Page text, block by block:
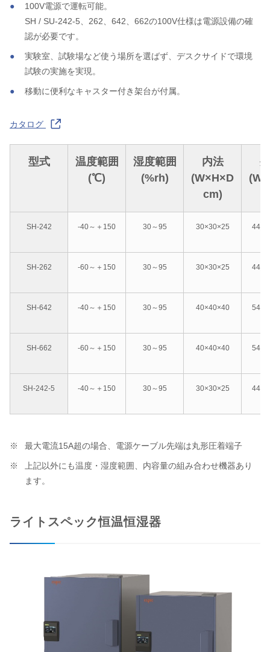
100V電源で運転可能。
SH / SU-242-5、262、642、662の100V仕様は電源設備の確
認が必要です。
実験室、試験場など使う場所を選ばず、デスクサイドで環境
試験の実施を実現。
移動に便利なキャスター付き架台が付属。
カタログ
型式
温度範囲
(℃)
湿度範囲
(%rh)
内法
(W×H×D
cm)
SH-242 -40～＋150 30～95 30×30×25
SH-262 -60～＋150 30～95 30×30×25
SH-642 -40～＋150 30～95 40×40×40
SH-662 -60～＋150 30～95 40×40×40
SH-242-5 -40～＋150 30～95 30×30×25
最大電流15A超の場合、電源ケーブル先端は丸形圧着端子
上記以外にも温度・湿度範囲、内容量の組み合わせ機器あり
ます。
ライトスペック恒温恒湿器